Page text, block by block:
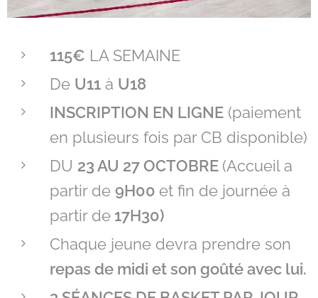
115€ LA SEMAINE
De U11 à U18
INSCRIPTION EN LIGNE (paiement
en plusieurs fois par CB disponible)
DU 23 AU 27 OCTOBRE (Accueil a
partir de 9H00 et fin de journée à
partir de 17H30)
Chaque jeune devra prendre son
repas de midi et son goûté avec lui.